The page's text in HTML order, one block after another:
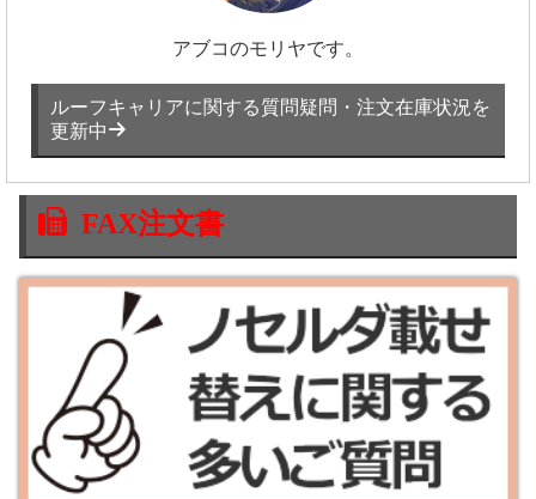
アブコのモリヤです。
ルーフキャリアに関する質問疑問・注文在庫状況を
更新中
FAX注文書